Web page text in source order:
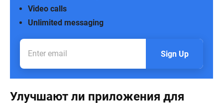
Unlimited messaging
Video calls
Sign Up
Улучшают ли приложения для